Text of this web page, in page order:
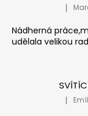
|
Nádherná
udělala velikou
|